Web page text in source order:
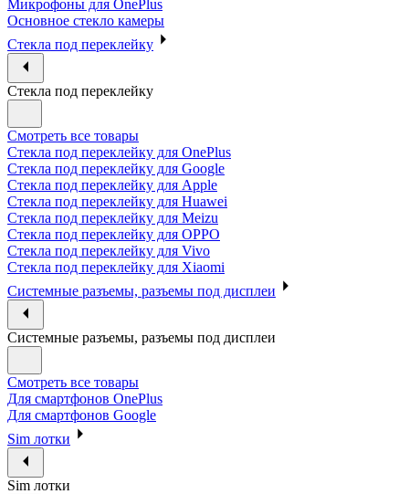
Микрофоны для OnePlus
Основное стекло камеры
Стекла под переклейку
Стекла под переклейку
Смотреть все товары
Стекла под переклейку для OnePlus
Стекла под переклейку для Google
Стекла под переклейку для Apple
Стекла под переклейку для Huawei
Стекла под переклейку для Meizu
Стекла под переклейку для OPPO
Стекла под переклейку для Vivo
Стекла под переклейку для Xiaomi
Системные разъемы, разъемы под дисплеи
Системные разъемы, разъемы под дисплеи
Смотреть все товары
Для смартфонов OnePlus
Для смартфонов Google
Sim лотки
Sim лотки